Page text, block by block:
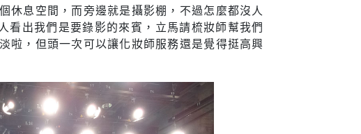
休息空間，而旁邊就是攝影棚，不過怎麼都沒人
看出我們是要錄影的來賓，立馬請梳妝師幫我們
啦，但頭一次可以讓化妝師服務還是覺得挺高興